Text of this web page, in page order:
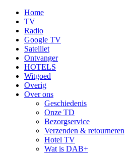
Home
TV
Radio
Google TV
Satelliet
Ontvanger
HOTELS
Witgoed
Overig
Over ons
Geschiedenis
Onze TD
Bezorgservice
Verzenden & retourneren
Hotel TV
Wat is DAB+